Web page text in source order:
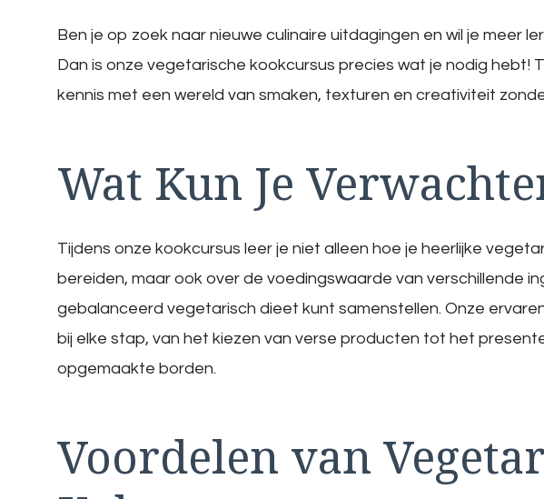
Ben je op zoek naar nieuwe culinaire uitdagingen en wil je meer
Dan is onze vegetarische kookcursus precies wat je nodig hebt!
kennis met een wereld van smaken, texturen en creativiteit
Wat Kun Je
Tijdens onze kookcursus leer je niet alleen hoe je heerlijke
bereiden, maar ook over de voedingswaarde van verschillende
gebalanceerd vegetarisch dieet kunt samenstellen. Onze
bij elke stap, van het kiezen van verse producten tot het
opgemaakte borden.
Voordelen van